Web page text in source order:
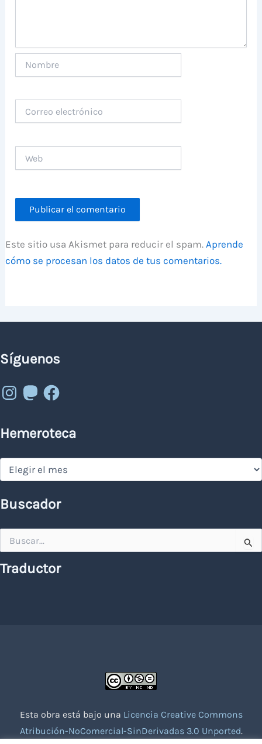
electrónico
Este sitio usa Akismet para reducir el spam.Aprende
cómo se procesan los datos de tus comentarios.
Síguenos
Instagram
MastodonFacebook
Hemeroteca
Hemeroteca
Buscador
por:
Traductor
Esta obra está bajo una Licencia Creative Commons
Atribución-NoComercial-SinDerivadas 3.0 Unported.